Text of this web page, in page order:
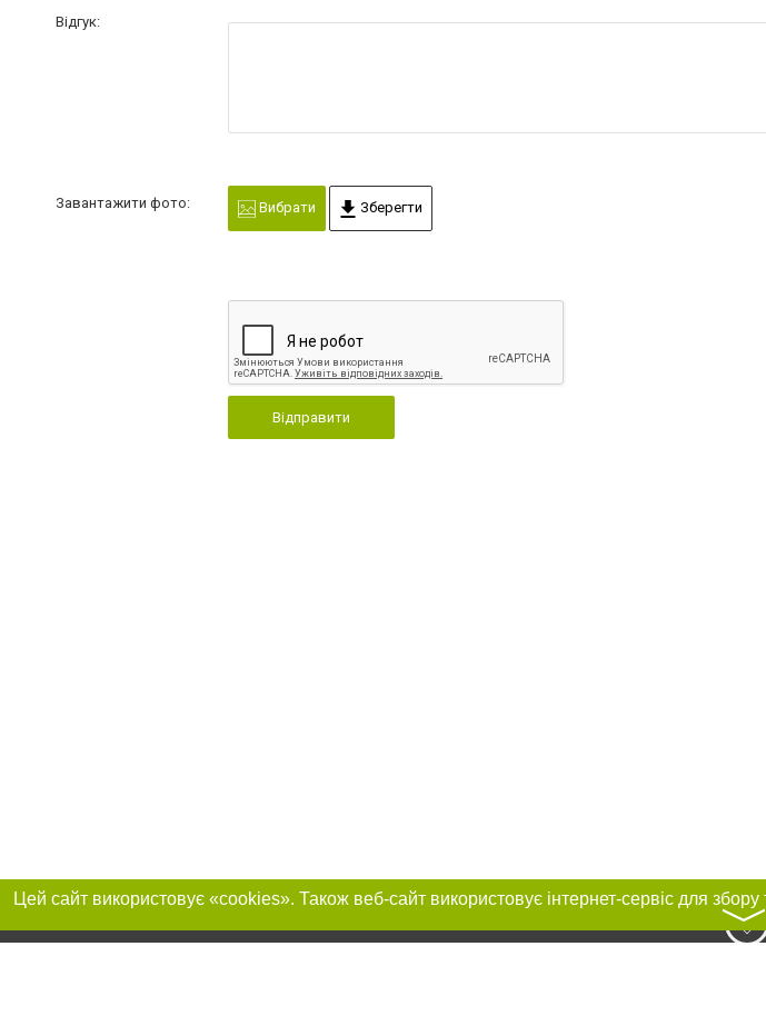
Відгук:
Завантажити фото: Вибрати Зберегти
Відправити
〉